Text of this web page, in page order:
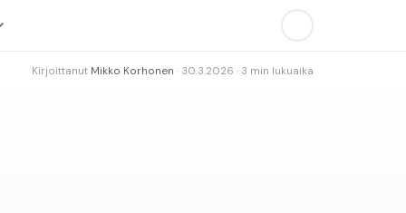
Kirjoittanut Mikko Korhonen · 30.3.2026 · 3 min lukuaika